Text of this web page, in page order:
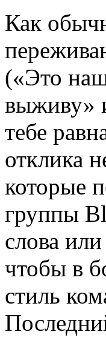
Как
(«Это
выживу»
тебе
отклика
которые
группы
слова
чтобы в
стиль